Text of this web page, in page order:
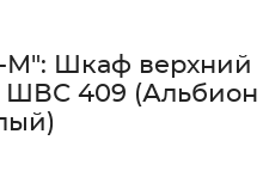
М": Шкаф верхний
ШВС 409 (Альбион